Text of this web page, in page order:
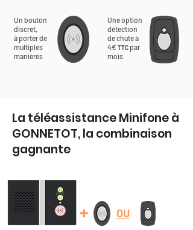
Un bouton
discret,
à porter de
multiples
manières
Une option
détection
de chute à
4€ TTC par
mois
La téléassistance Minifone à
GONNETOT, la combinaison
gagnante
+ OU